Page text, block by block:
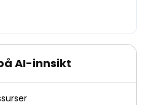
AI-innsikt